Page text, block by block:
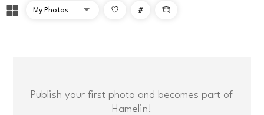
# 
Publish your first photo and becomes part of
Hamelin!